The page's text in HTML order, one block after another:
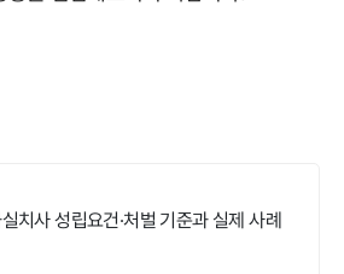
치사 성립요건·처벌 기준과 실제 사례